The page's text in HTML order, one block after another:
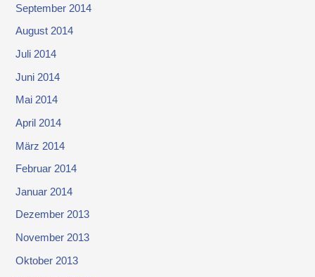
September 2014
August 2014
Juli 2014
Juni 2014
Mai 2014
April 2014
März 2014
Februar 2014
Januar 2014
Dezember 2013
November 2013
Oktober 2013